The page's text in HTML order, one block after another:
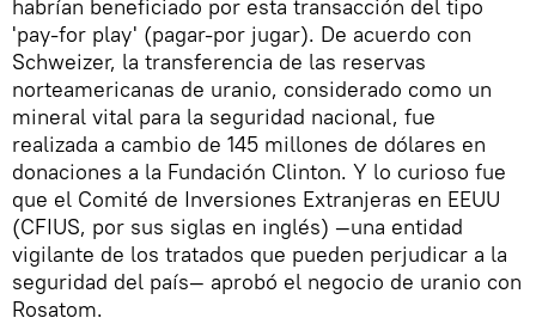
habrían beneficiado por esta transacción del tipo
'pay-for play' (pagar-por jugar). De acuerdo con
Schweizer, la transferencia de las reservas
norteamericanas de uranio, considerado como un
mineral vital para la seguridad nacional, fue
realizada a cambio de 145 millones de dólares en
donaciones a la Fundación Clinton. Y lo curioso fue
que el Comité de Inversiones Extranjeras en EEUU
(CFIUS, por sus siglas en inglés) —una entidad
vigilante de los tratados que pueden perjudicar a la
seguridad del país— aprobó el negocio de uranio con
Rosatom.